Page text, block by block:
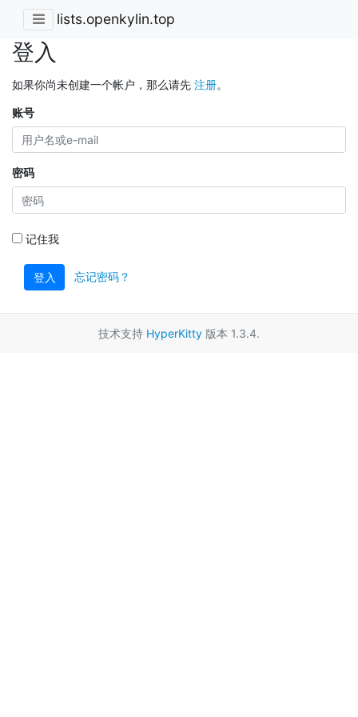
lists.openkylin.top
登入
如果你尚未创建一个帐户，那么请先 注册。
账号
密码
记住我
登入 忘记密码？
技术支持 HyperKitty 版本 1.3.4.